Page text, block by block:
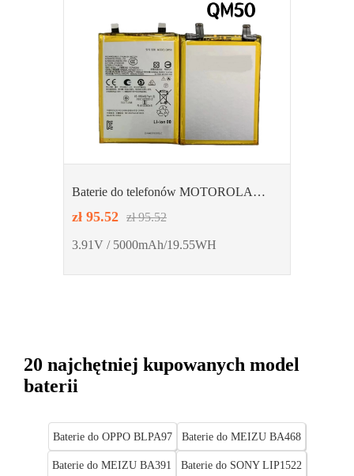
Baterie do telefonów MOTOROLA
zł 95.52 zł 95.52
3.91V / 5000mAh/19.55WH
20 najchętniej kupowanych model
baterii
Baterie do OPPO BLPA97 Baterie do MEIZU BA468
Baterie do MEIZU BA391 Baterie do SONY LIP1522